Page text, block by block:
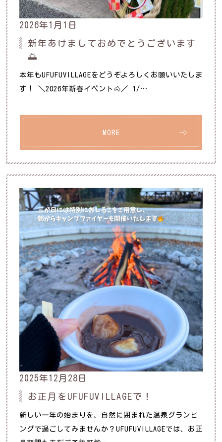
2026年1月1日
新年あけましておめでとうございます
🌅
本年もUFUFUVILLAGEをどうぞよろしくお願いいたしま
す！ ＼2026年新春イベント🐴／ 1/…
MORE
2025年12月28日
お正月をUFUFUVILLAGEで！
新しい一年の始まりを、自然に囲まれた温泉グランピ
ングで過ごしてみませんか？UFUFUVILLAGEでは、お正